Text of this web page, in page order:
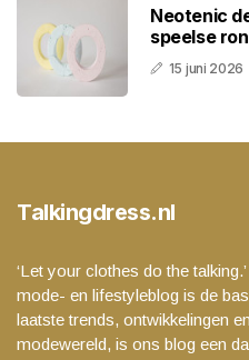
Neotenic
speelse
15 juni 2026
Talkingdress.nl
‘Let your clothes do the
mode- en lifestyleblog is de
laatste trends, ontwikkelingen
modewereld, is ons blog een